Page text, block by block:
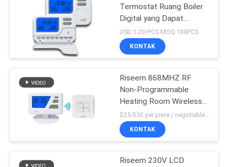
Underfloor Heating
Room Thermostat
Termostat Ruang Boiler
Digital yang Dapat
Diprogram
USD 1-20/PCS MOQ:100PCS
KONTAK
Riseem 868MHZ RF
Non-Programmable
Heating Room Wireless
Thermostat Untuk Boiler
Gas
$25-$30 per piece / negotiable MOQ:1 buah sampel / bisa dinegosiasikan
KONTAK
Riseem 230V LCD